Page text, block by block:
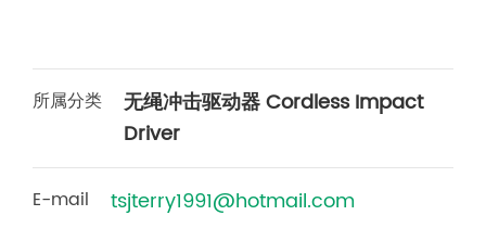
所属分类
无绳冲击驱动器 Cordless Impact
Driver
E-mail tsjterry1991@hotmail.com